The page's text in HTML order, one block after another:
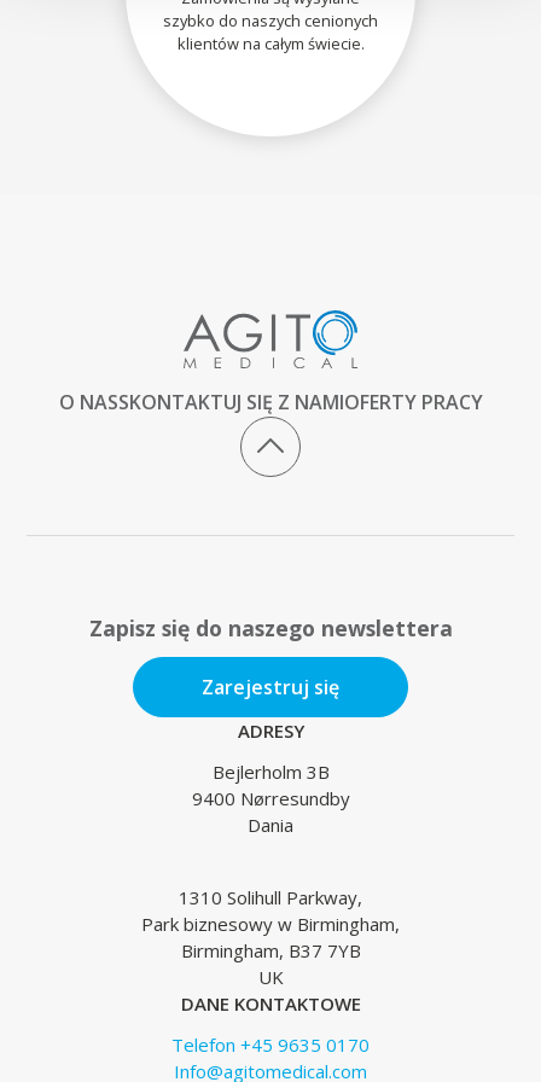
szybko do naszych cenionych
klientów na całym świecie.
O NASSKONTAKTUJ SIĘ Z NAMIOFERTY PRACY
Zapisz się do naszego newslettera
Zarejestruj się
ADRESY
Bejlerholm 3B
9400 Nørresundby
Dania
1310 Solihull Parkway,
Park biznesowy w Birmingham,
Birmingham, B37 7YB
UK
DANE KONTAKTOWE
Telefon +45 9635 0170
Info@agitomedical.com